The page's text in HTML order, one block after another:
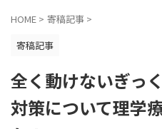
HOME > 寄稿記事 >
寄稿記事
全く動けないぎっ
対策について理学